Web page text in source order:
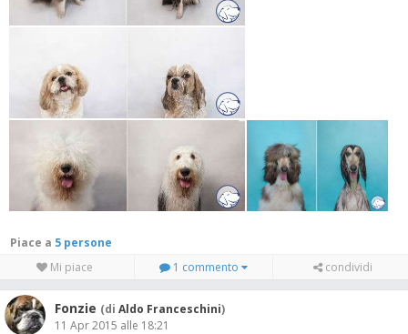
Piace a
5 persone
Mi piace
1 commento condividi
Fonzie (di Aldo Franceschini)
11 Apr 2015 alle 18:21